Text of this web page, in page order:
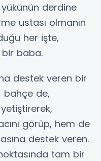
derdine
ustası olmanın
her işte,
bir baba.
destek veren bir
bahçe de,
görüp, hem de
destek veren.
tam bir